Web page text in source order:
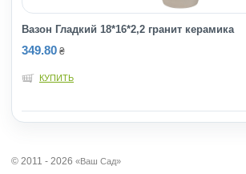
Вазон Гладкий 18*16*2,2 гранит керамика
349.80 ₴
КУПИТЬ
© 2011 - 2026 «Ваш Сад»